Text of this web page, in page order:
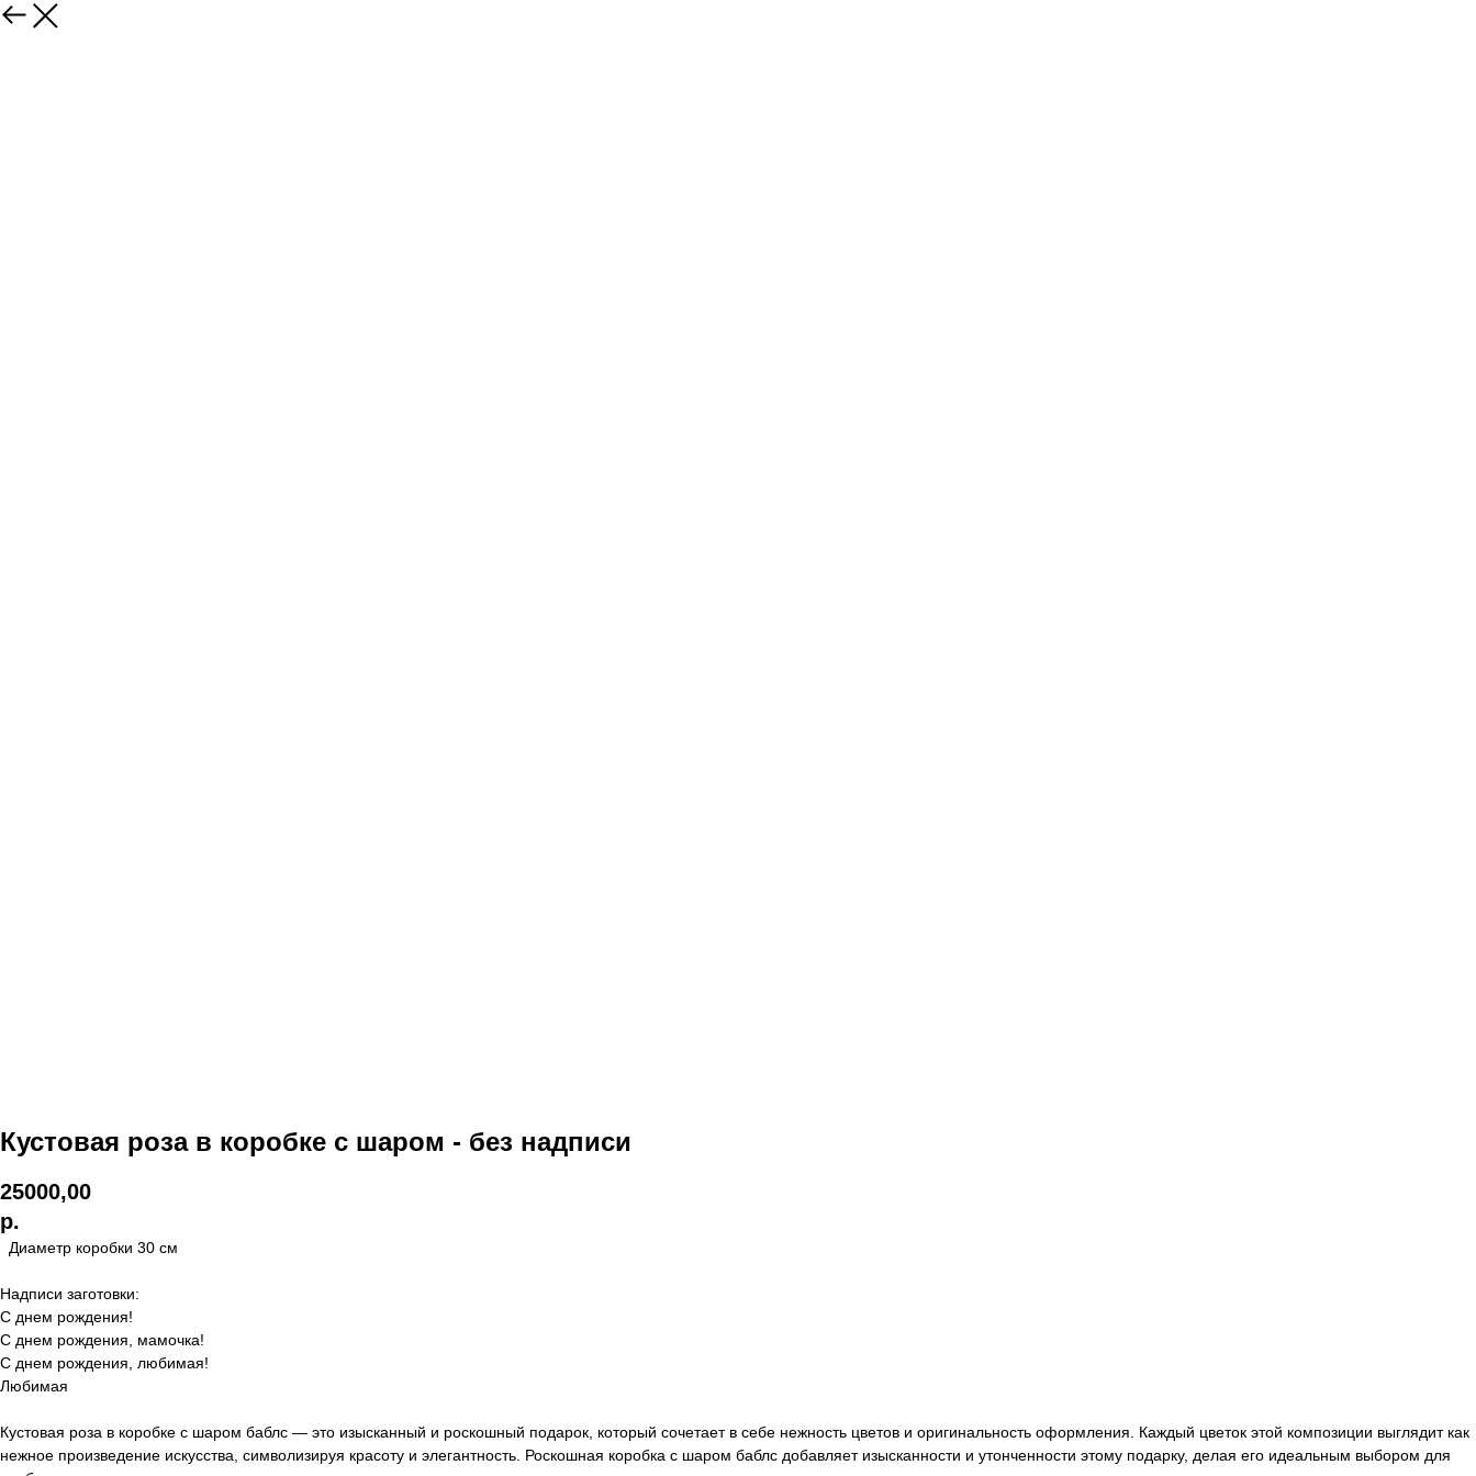
Кустовая роза в коробке с шаром - без надписи
25000,00
р.
Диаметр коробки 30 см
Надписи заготовки:
С днем рождения!
С днем рождения, мамочка!
С днем рождения, любимая!
Любимая
Кустовая роза в коробке с шаром баблс — это изысканный и роскошный подарок, который сочетает в себе нежность цветов и оригинальность оформления. Каждый цветок этой композиции выглядит как
нежное произведение искусства, символизируя красоту и элегантность. Роскошная коробка с шаром баблс добавляет изысканности и утонченности этому подарку, делая его идеальным выбором для